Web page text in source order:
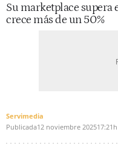
Su marketplace
crece más de un 50%
Servimedia
Publicada12 noviembre 202517:21h